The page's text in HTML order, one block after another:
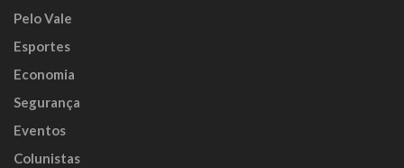
Pelo Vale
Esportes
Economia
Segurança
Eventos
Colunistas